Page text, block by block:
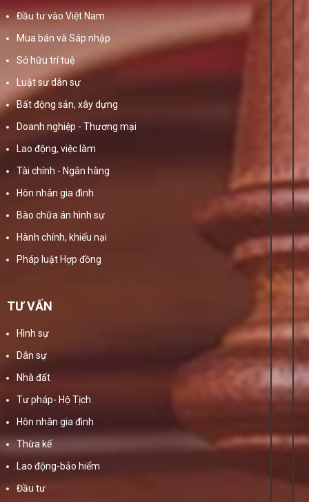
Đầu tư vào Việt Nam
Mua bán và Sáp nhập
Sở hữu trí tuệ
Luật sư dân sự
Bất động sản, xây dựng
Doanh nghiệp - Thương mại
Lao động, việc làm
Tài chính - Ngân hàng
Hôn nhân gia đình
Bào chữa án hình sự
Hành chính, khiếu nại
Pháp luật Hợp đồng
TƯ VẤN
Hình sự
Dân sự
Nhà đất
Tư pháp- Hộ Tịch
Hôn nhân gia đình
Thừa kế
Lao động-bảo hiểm
Đầu tư